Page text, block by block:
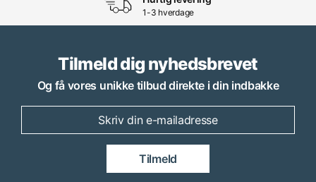
1-3 hverdage
Tilmeld dig nyhedsbrevet
Og få vores unikke tilbud direkte i din indbakke
Tilmeld